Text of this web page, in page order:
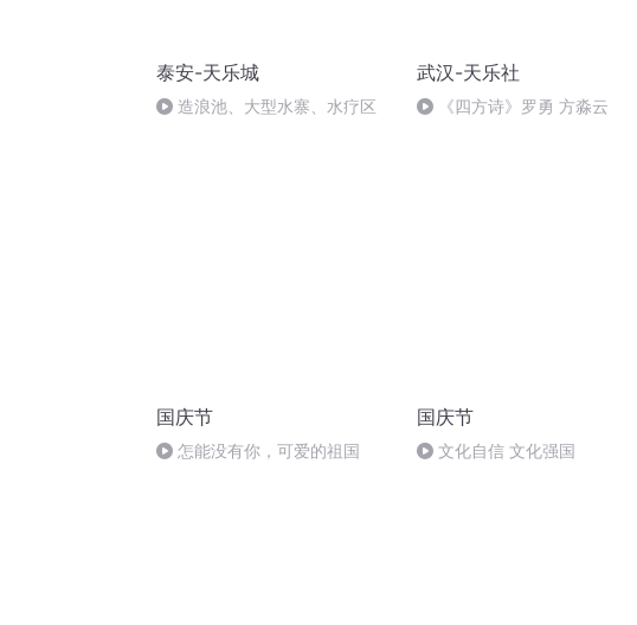
泰安-天乐城
造浪池、大型水寨、水疗区
武汉-天乐社
《四方诗》罗勇 方淼云
国庆节
怎能没有你，可爱的祖国
国庆节
文化自信 文化强国